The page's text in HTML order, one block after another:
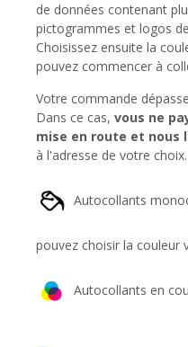
de données contenant
pictogrammes et logos
Choisissez ensuite la
pouvez commencer à
Votre commande
Dans ce cas,vous ne
mise en route et
à l'adresse de votre choix.
Autocollants
pouvez choisir la couleur
Autocollants en